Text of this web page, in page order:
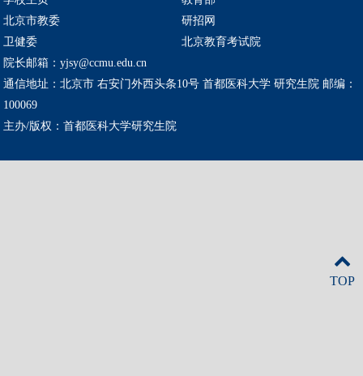
北京市教委
研招网
卫健委
北京教育考试院
院长邮箱：yjsy@ccmu.edu.cn
通信地址：北京市 右安门外西头条10号 首都医科大学 研究生院 邮编：
100069
主办/版权：首都医科大学研究生院
TOP